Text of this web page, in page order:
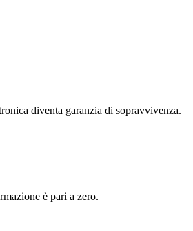
diventa garanzia di sopravvivenza.
è pari a zero.